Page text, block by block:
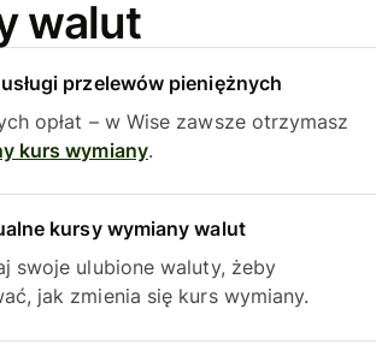
walut
przelewów pieniężnych
opłat – w Wise zawsze otrzymasz
kurs wymiany.
kursy wymiany walut
swoje ulubione waluty, żeby
jak zmienia się kurs wymiany.